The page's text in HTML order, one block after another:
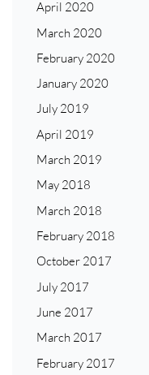
April 2020
March 2020
February 2020
January 2020
July 2019
April 2019
March 2019
May 2018
March 2018
February 2018
October 2017
July 2017
June 2017
March 2017
February 2017